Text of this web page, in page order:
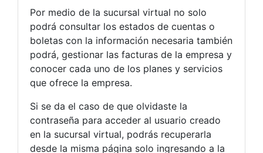
Por medio de la sucursal virtual no solo
podrá consultar los estados de cuentas o
boletas con la información necesaria también
podrá, gestionar las facturas de la empresa y
conocer cada uno de los planes y servicios
que ofrece la empresa.
Si se da el caso de que olvidaste la
contraseña para acceder al usuario creado
en la sucursal virtual, podrás recuperarla
desde la misma página solo ingresando a la